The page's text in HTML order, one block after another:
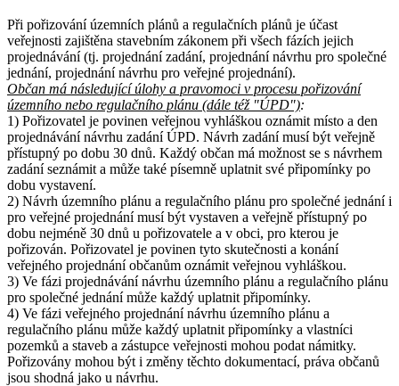
Při pořizování územních plánů a regulačních plánů je účast
veřejnosti zajištěna stavebním zákonem při všech fázích jejich
projednávání (tj. projednání zadání, projednání návrhu pro společné
jednání, projednání návrhu pro veřejné projednání).
Občan má následující úlohy a pravomoci v procesu pořizování
územního nebo regulačního plánu (dále též "ÚPD"):
1) Pořizovatel je povinen veřejnou vyhláškou oznámit místo a den
projednávání návrhu zadání ÚPD. Návrh zadání musí být veřejně
přístupný po dobu 30 dnů. Každý občan má možnost se s návrhem
zadání seznámit a může také písemně uplatnit své připomínky po
dobu vystavení.
2) Návrh územního plánu a regulačního plánu pro společné jednání i
pro veřejné projednání musí být vystaven a veřejně přístupný po
dobu nejméně 30 dnů u pořizovatele a v obci, pro kterou je
pořizován. Pořizovatel je povinen tyto skutečnosti a konání
veřejného projednání občanům oznámit veřejnou vyhláškou.
3) Ve fázi projednávání návrhu územního plánu a regulačního plánu
pro společné jednání může každý uplatnit připomínky.
4) Ve fázi veřejného projednání návrhu územního plánu a
regulačního plánu může každý uplatnit připomínky a vlastníci
pozemků a staveb a zástupce veřejnosti mohou podat námitky.
Pořizovány mohou být i změny těchto dokumentací, práva občanů
jsou shodná jako u návrhu.